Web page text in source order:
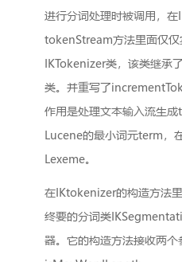
进行分词处理时被调用，
tokenStream方法里面仅仅
IKTokenizer类，该类继承
类。并重写了
作用是处理文本输入流生
Lucene的最小词元term，
Lexeme。
在IKtokenizer的构造方法
终要的分词类
器。它的构造方法接收两